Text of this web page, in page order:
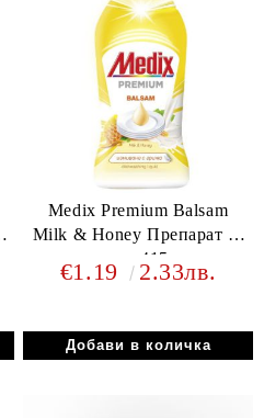
Medix Premium Balsam
Milk & Honey Препарат за
съдове 415 мл
€1.19 2.33лв.